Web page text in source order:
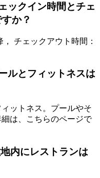
ックイン時間とチェ
か？
チェックアウト時間：
ルとフィットネスは
ットネス。プールやそ
は、こちらのページで
内にレストランは